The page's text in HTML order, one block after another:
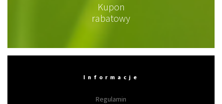
Kupon
rabatowy
Informacje
Regulamin